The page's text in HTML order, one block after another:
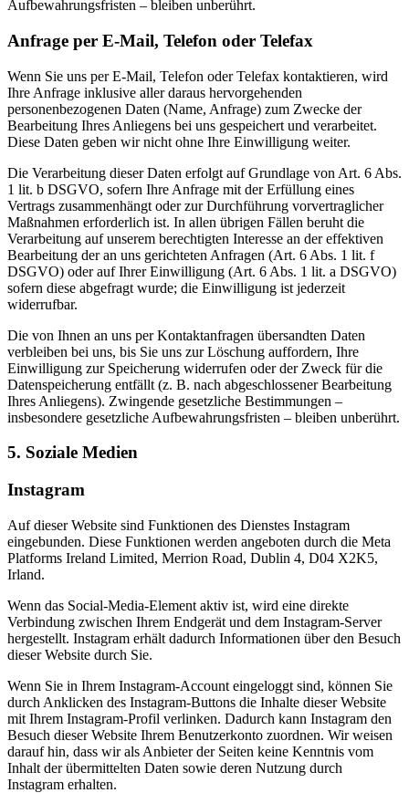
Aufbewahrungsfristen – bleiben unberührt.
Anfrage per E-Mail, Telefon oder Telefax
Wenn Sie uns per E-Mail, Telefon oder Telefax kontaktieren, wird
Ihre Anfrage inklusive aller daraus hervorgehenden
personenbezogenen Daten (Name, Anfrage) zum Zwecke der
Bearbeitung Ihres Anliegens bei uns gespeichert und verarbeitet.
Diese Daten geben wir nicht ohne Ihre Einwilligung weiter.
Die Verarbeitung dieser Daten erfolgt auf Grundlage von Art. 6 Abs.
1 lit. b DSGVO, sofern Ihre Anfrage mit der Erfüllung eines
Vertrags zusammenhängt oder zur Durchführung vorvertraglicher
Maßnahmen erforderlich ist. In allen übrigen Fällen beruht die
Verarbeitung auf unserem berechtigten Interesse an der effektiven
Bearbeitung der an uns gerichteten Anfragen (Art. 6 Abs. 1 lit. f
DSGVO) oder auf Ihrer Einwilligung (Art. 6 Abs. 1 lit. a DSGVO)
sofern diese abgefragt wurde; die Einwilligung ist jederzeit
widerrufbar.
Die von Ihnen an uns per Kontaktanfragen übersandten Daten
verbleiben bei uns, bis Sie uns zur Löschung auffordern, Ihre
Einwilligung zur Speicherung widerrufen oder der Zweck für die
Datenspeicherung entfällt (z. B. nach abgeschlossener Bearbeitung
Ihres Anliegens). Zwingende gesetzliche Bestimmungen –
insbesondere gesetzliche Aufbewahrungsfristen – bleiben unberührt.
5. Soziale Medien
Instagram
Auf dieser Website sind Funktionen des Dienstes Instagram
eingebunden. Diese Funktionen werden angeboten durch die Meta
Platforms Ireland Limited, Merrion Road, Dublin 4, D04 X2K5,
Irland.
Wenn das Social-Media-Element aktiv ist, wird eine direkte
Verbindung zwischen Ihrem Endgerät und dem Instagram-Server
hergestellt. Instagram erhält dadurch Informationen über den Besuch
dieser Website durch Sie.
Wenn Sie in Ihrem Instagram-Account eingeloggt sind, können Sie
durch Anklicken des Instagram-Buttons die Inhalte dieser Website
mit Ihrem Instagram-Profil verlinken. Dadurch kann Instagram den
Besuch dieser Website Ihrem Benutzerkonto zuordnen. Wir weisen
darauf hin, dass wir als Anbieter der Seiten keine Kenntnis vom
Inhalt der übermittelten Daten sowie deren Nutzung durch
Instagram erhalten.